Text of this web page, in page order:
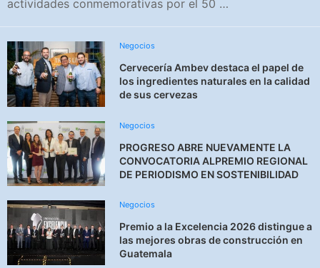
actividades conmemorativas por el 50 …
Negocios
Cervecería Ambev destaca el papel de
los ingredientes naturales en la calidad
de sus cervezas
Negocios
PROGRESO ABRE NUEVAMENTE LA
CONVOCATORIA ALPREMIO REGIONAL
DE PERIODISMO EN SOSTENIBILIDAD
Negocios
Premio a la Excelencia 2026 distingue a
las mejores obras de construcción en
Guatemala